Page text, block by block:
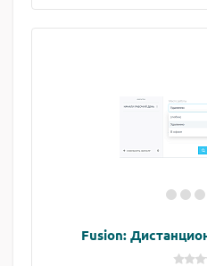
Fusion: